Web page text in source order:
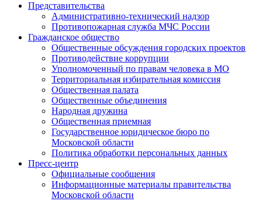
Представительства
Административно-технический надзор
Противопожарная служба МЧС России
Гражданское общество
Общественные обсуждения городских проектов
Противодействие коррупции
Уполномоченный по правам человека в МО
Территориальная избирательная комиссия
Общественная палата
Общественные объединения
Народная дружина
Общественная приемная
Государственное юридическое бюро по
Московской области
Политика обработки персональных данных
Пресс-центр
Официальные сообщения
Информационные материалы правительства
Московской области